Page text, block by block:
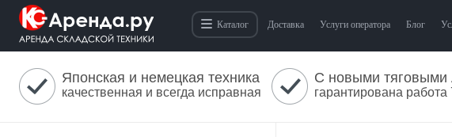
Каталог Доставка Услуги оператора Блог
Японская и немецкая техника
качественная и всегда исправная
С новыми тяговыми
гарантирована работа